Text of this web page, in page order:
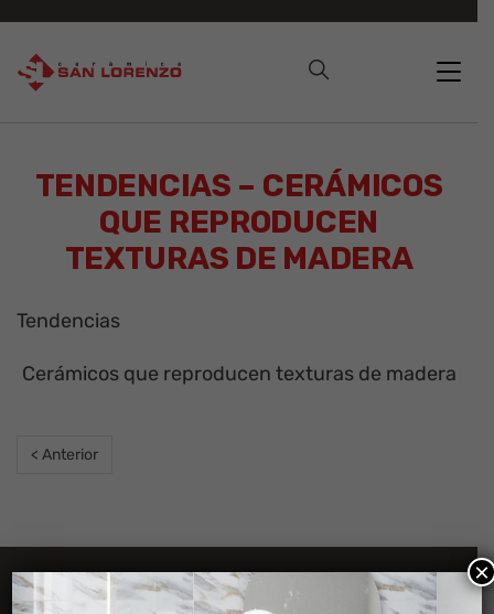
TENDENCIAS – CERÁMICOS
QUE REPRODUCEN
TEXTURAS DE MADERA
Tendencias
Cerámicos que reproducen texturas de madera
< Anterior
×